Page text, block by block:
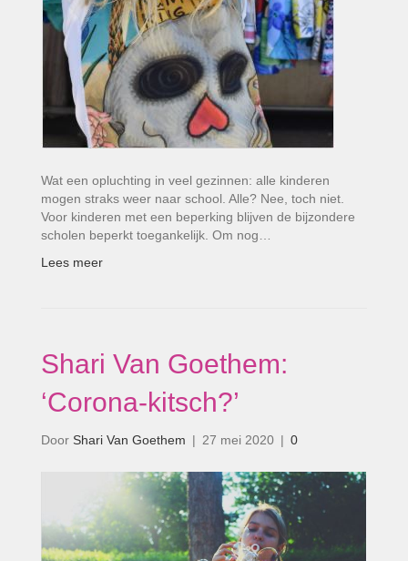
Wat een opluchting in veel gezinnen: alle kinderen
mogen straks weer naar school. Alle? Nee, toch niet.
Voor kinderen met een beperking blijven de bijzondere
scholen beperkt toegankelijk. Om nog…
Lees meer
Shari Van Goethem:
‘Corona-kitsch?’
Door Shari Van Goethem | 27 mei 2020 | 0